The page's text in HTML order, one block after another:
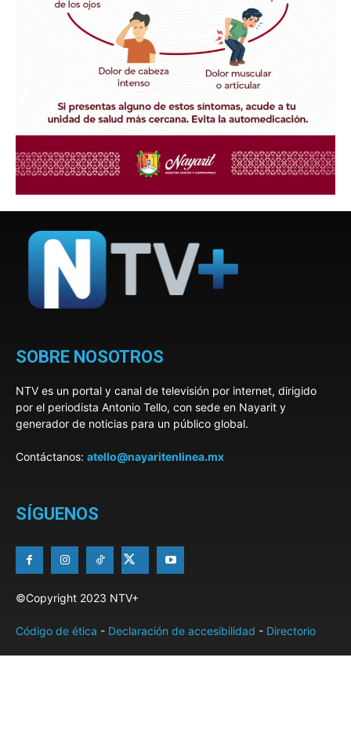
SOBRE NOSOTROS
NTV es un portal y canal de televisión por internet, dirigido
por el periodista Antonio Tello, con sede en Nayarit y
generador de noticias para un público global.
Contáctanos: atello@nayaritenlinea.mx
SÍGUENOS
©Copyright 2023 NTV+
Código de ética - Declaración de accesibilidad - Directorio